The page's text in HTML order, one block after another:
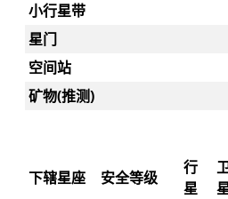
小行星带
星门
空间站
矿物(推测)
下辖星座 安全等级
行
星